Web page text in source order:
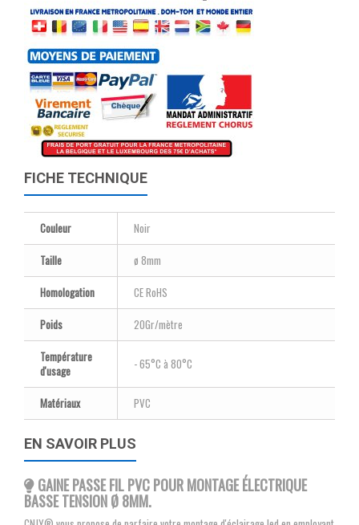
FICHE TECHNIQUE
Couleur
Noir
Taille
ø 8mm
Homologation
CE RoHS
Poids
20Gr/mètre
Température
d'usage
- 65°C à 80°C
Matériaux PVC
EN SAVOIR PLUS
GAINE PASSE FIL PVC POUR MONTAGE ÉLECTRIQUE
BASSE TENSION Ø 8MM.